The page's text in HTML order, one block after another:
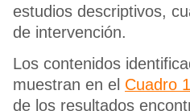
estudios descriptivos,
de intervención.
Los contenidos
muestran en el Cuadro 1
de los resultados